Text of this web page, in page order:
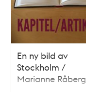
En ny bild av
Stockholm /
Marianne Råberg